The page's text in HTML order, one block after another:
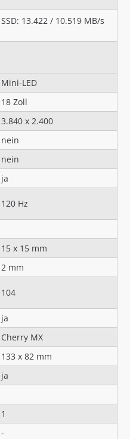
SSD: 13.422 / 10.519 MB/s
Mini-LED
18 Zoll
3.840 x 2.400
nein
nein
ja
120 Hz
15 x 15 mm
2 mm
104
ja
Cherry MX
133 x 82 mm
ja
1
-